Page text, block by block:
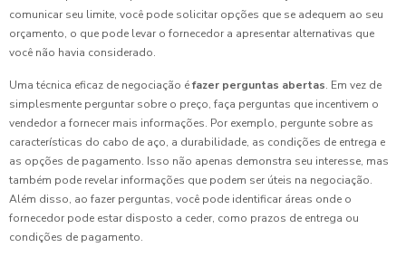
comunicar seu limite, você pode solicitar opções que se adequem ao seu
orçamento, o que pode levar o fornecedor a apresentar alternativas que
você não havia considerado.
Uma técnica eficaz de negociação éfazer perguntas abertas. Em vez de
simplesmente perguntar sobre o preço, faça perguntas que incentivem o
vendedor a fornecer mais informações. Por exemplo, pergunte sobre as
características do cabo de aço, a durabilidade, as condições de entrega e
as opções de pagamento. Isso não apenas demonstra seu interesse, mas
também pode revelar informações que podem ser úteis na negociação.
Além disso, ao fazer perguntas, você pode identificar áreas onde o
fornecedor pode estar disposto a ceder, como prazos de entrega ou
condições de pagamento.